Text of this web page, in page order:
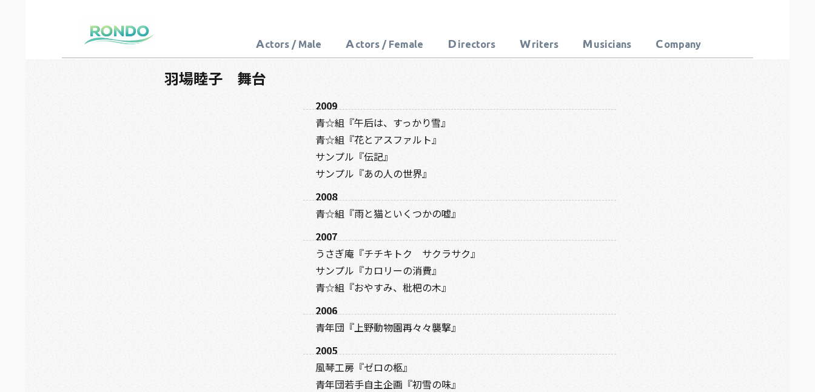
ロンド
芸能プロダクション
Actors / Male A ctors / Female D irectors Writers M usicians Company
羽場睦子 舞台
2009
青☆組『午后は、すっかり雪』
青☆組『花とアスファルト』
サンプル『伝記』
サンプル『あの人の世界』
2008
青☆組『雨と猫といくつかの嘘』
2007
うさぎ庵『チチキトク サクラサク』
サンプル『カロリーの消費』
青☆組『おやすみ、枇杷の木』
2006
青年団『上野動物園再々々襲撃』
2005
風琴工房『ゼロの柩』
青年団若手自主企画『初雪の味』